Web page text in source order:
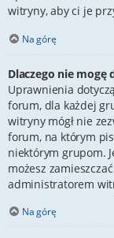
witryny, aby ci je
Na górę
Dlaczego nie mogę
Uprawnienia
forum, dla każdej
witryny mógł nie
forum, na którym
niektórym grupom.
możesz
administratorem
Na górę